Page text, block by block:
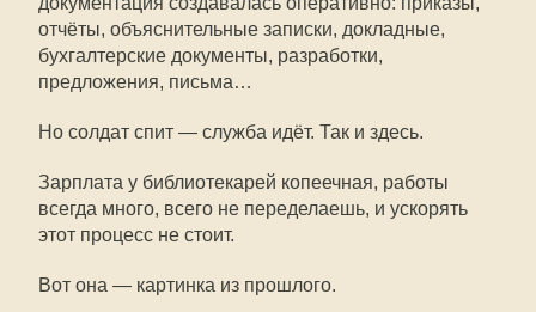
отчёты, объяснительные записки, докладные,
бухгалтерские документы, разработки,
предложения, письма…
Но солдат спит — служба идёт. Так и здесь.
Зарплата у библиотекарей копеечная, работы
всегда много, всего не переделаешь, и ускорять
этот процесс не стоит.
Вот она — картинка из прошлого.